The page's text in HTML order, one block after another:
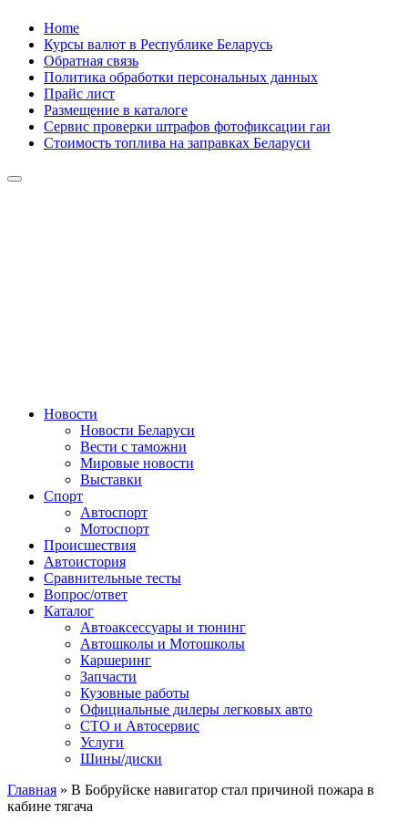
Skip
content
Home
Курсы валют в Республике Беларусь
Обратная связь
Политика обработки персональных данных
Прайс лист
Размещение в каталоге
Сервис проверки штрафов фотофиксации гаи
Стоимость топлива на заправках Беларуси
Сайт про автомобили
Новости
Новости Беларуси
Вести с таможни
Мировые новости
Выставки
Спорт
Автоспорт
Мотоспорт
Происшествия
Автоистория
Сравнительные тесты
Вопрос/ответ
Каталог
Автоакcессуары и тюнинг
Автошколы и Мотошколы
Каршеринг
Запчасти
Кузовные работы
Официальные дилеры легковых авто
СТО и Автосервис
Услуги
Шины/диски
Главная » В Бобруйске навигатор стал причиной пожара в
кабине тягача